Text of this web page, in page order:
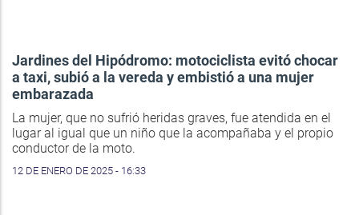
Jardines del Hipódromo: motociclista evitó chocar
a taxi, subió a la vereda y embistió a una mujer
embarazada
La mujer, que no sufrió heridas graves, fue atendida en el
lugar al igual que un niño que la acompañaba y el propio
conductor de la moto.
12 DE ENERO DE 2025 - 16:33